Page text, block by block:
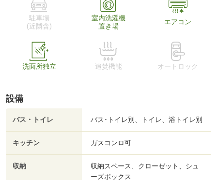
駐車場
(近隣含)
室内洗濯機
置き場
エアコン
洗面所独立 追焚機能 オートロック
設備
バス・トイレ バス･トイレ別、トイレ、浴トイレ別
キッチン ガスコンロ可
収納
収納スペース、クローゼット、シュ
ーズボックス